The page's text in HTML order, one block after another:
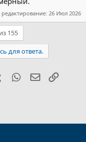
26 Июл 2026
155
для ответа.
Tumblr WhatsApp